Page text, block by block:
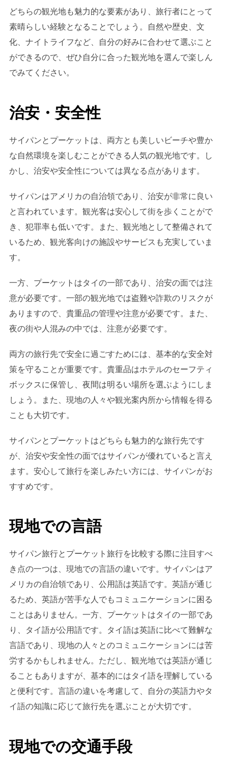
どちらの観光地も魅力的な要素があり、旅行者にとって
素晴らしい経験となることでしょう。自然や歴史、文
化、ナイトライフなど、自分の好みに合わせて選ぶこと
ができるので、ぜひ自分に合った観光地を選んで楽しん
でみてください。
治安・安全性
サイパンとプーケットは、両方とも美しいビーチや豊か
な自然環境を楽しむことができる人気の観光地です。し
かし、治安や安全性については異なる点があります。
サイパンはアメリカの自治領であり、治安が非常に良い
と言われています。観光客は安心して街を歩くことがで
き、犯罪率も低いです。また、観光地として整備されて
いるため、観光客向けの施設やサービスも充実していま
す。
一方、プーケットはタイの一部であり、治安の面では注
意が必要です。一部の観光地では盗難や詐欺のリスクが
ありますので、貴重品の管理や注意が必要です。また、
夜の街や人混みの中では、注意が必要です。
両方の旅行先で安全に過ごすためには、基本的な安全対
策を守ることが重要です。貴重品はホテルのセーフティ
ボックスに保管し、夜間は明るい場所を選ぶようにしま
しょう。また、現地の人々や観光案内所から情報を得る
ことも大切です。
サイパンとプーケットはどちらも魅力的な旅行先です
が、治安や安全性の面ではサイパンが優れていると言え
ます。安心して旅行を楽しみたい方には、サイパンがお
すすめです。
現地での言語
サイパン旅行とプーケット旅行を比較する際に注目すべ
き点の一つは、現地での言語の違いです。サイパンはア
メリカの自治領であり、公用語は英語です。英語が通じ
るため、英語が苦手な人でもコミュニケーションに困る
ことはありません。一方、プーケットはタイの一部であ
り、タイ語が公用語です。タイ語は英語に比べて難解な
言語であり、現地の人々とのコミュニケーションには苦
労するかもしれません。ただし、観光地では英語が通じ
ることもありますが、基本的にはタイ語を理解している
と便利です。言語の違いを考慮して、自分の英語力やタ
イ語の知識に応じて旅行先を選ぶことが大切です。
現地での交通手段